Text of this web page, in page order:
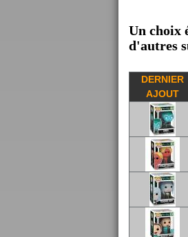
Un choix
d'autres
DERNIER
AJOUT